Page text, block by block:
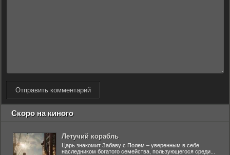
Отправить комментарий
Скоро на киного
Летучий корабль
Царь знакомит Забаву с Полем – уверенным в себе
наследником богатого семейства, пользующегося среди...